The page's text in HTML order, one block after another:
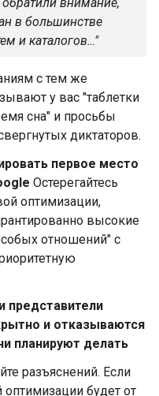
в большинстве
и каталогов…"
с тем же
у вас "таблетки
сна" и просьбы
диктаторов.
первое место
Остерегайтесь
оптимизации,
высокие
отношений" с
представители
и отказываются
планируют делать
разъяснений. Если
будет от